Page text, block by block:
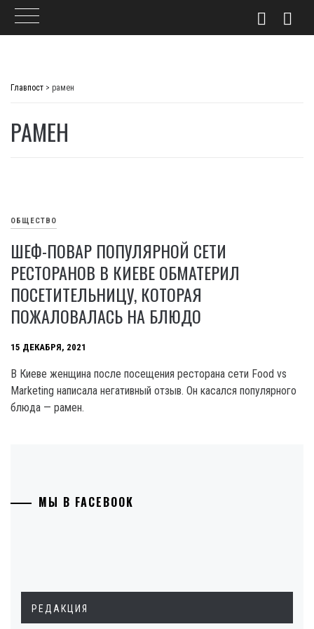
Главпост > рамен
РАМЕН
ОБЩЕСТВО
ШЕФ-ПОВАР ПОПУЛЯРНОЙ СЕТИ
РЕСТОРАНОВ В КИЕВЕ ОБМАТЕРИЛ
ПОСЕТИТЕЛЬНИЦУ, КОТОРАЯ
ПОЖАЛОВАЛАСЬ НА БЛЮДО
15 ДЕКАБРЯ, 2021
В Киеве женщина после посещения ресторана сети Food vs
Marketing написала негативный отзыв. Он касался популярного
блюда — рамен.
МЫ В FACEBOOK
РЕДАКЦИЯ